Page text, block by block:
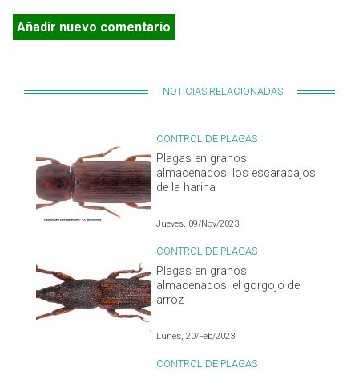
Añadir nuevo comentario
NOTICIAS RELACIONADAS
CONTROL DE PLAGAS
Plagas en granos
almacenados: los escarabajos
de la harina
Jueves, 09/Nov/2023
CONTROL DE PLAGAS
Plagas en granos
almacenados: el gorgojo del
arroz
Lunes, 20/Feb/2023
CONTROL DE PLAGAS